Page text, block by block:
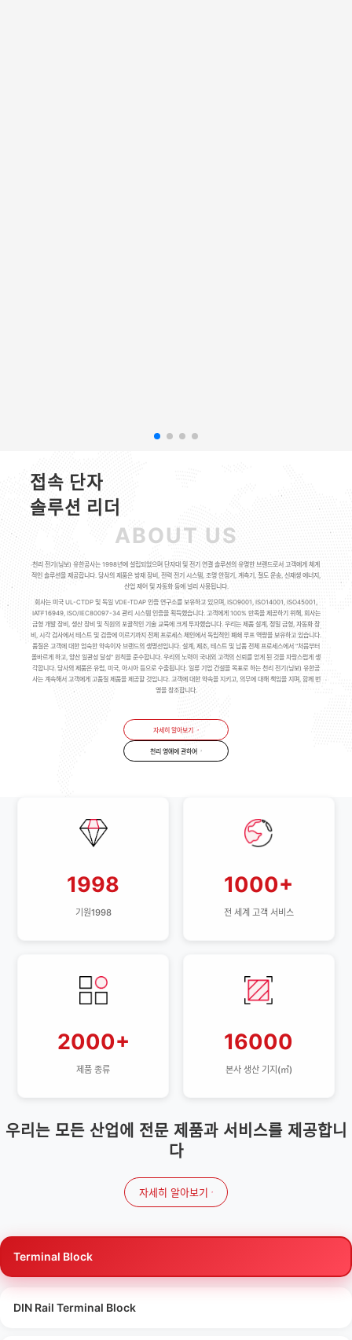
접속 단자
솔루션 리더
ABOUT US
천리 전기(닝보) 유한공사는 1998년에 설립되었으며 단자대 및 전기 연결 솔루션의 유명한 브랜드로서 고객에게 체계
적인 솔루션을 제공합니다. 당사의 제품은 방재 장비, 전력 전기 시스템, 조명 안정기, 계측기, 철도 운송, 신재생 에너지,
산업 제어 및 자동화 등에 널리 사용됩니다.
회사는 미국 UL-CTDP 및 독일 VDE-TDAP 인증 연구소를 보유하고 있으며, ISO9001, ISO14001, ISO45001,
IATF16949, ISO/IEC80097-34 관리 시스템 인증을 획득했습니다. 고객에게 100% 만족을 제공하기 위해, 회사는
금형 개발 장비, 생산 장비 및 직원의 포괄적인 기술 교육에 크게 투자했습니다. 우리는 제품 설계, 정밀 금형, 자동화 장
비, 시각 검사에서 테스트 및 검증에 이르기까지 전체 프로세스 체인에서 독립적인 폐쇄 루프 역량을 보유하고 있습니다.
품질은 고객에 대한 엄숙한 약속이자 브랜드의 생명선입니다. 설계, 제조, 테스트 및 납품 전체 프로세스에서 "처음부터
올바르게 하고, 양산 일관성 달성" 원칙을 준수합니다. 우리의 노력이 국내외 고객의 신뢰를 얻게 된 것을 자랑스럽게 생
각합니다. 당사의 제품은 유럽, 미국, 아시아 등으로 수출됩니다. 일류 기업 건설을 목표로 하는 천리 전기(닝보) 유한공
사는 계속해서 고객에게 고품질 제품을 제공할 것입니다. 고객에 대한 약속을 지키고, 의무에 대해 책임을 지며, 함께 번
영을 창조합니다.
자세히 알아보기
천리 영예에 관하여
기원1998
1998
전 세계 고객 서비스
1000+
제품 종류
2000+
본사 생산 기지(㎡)
16000
우리는 모든 산업에 전문 제품과 서비스를 제공합니
다
자세히 알아보기
Terminal Block
DIN Rail Terminal Block